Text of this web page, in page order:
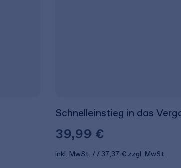
Schnelleinstieg in das
39,99 €
inkl. MwSt. 37,37 € zzgl. MwSt.